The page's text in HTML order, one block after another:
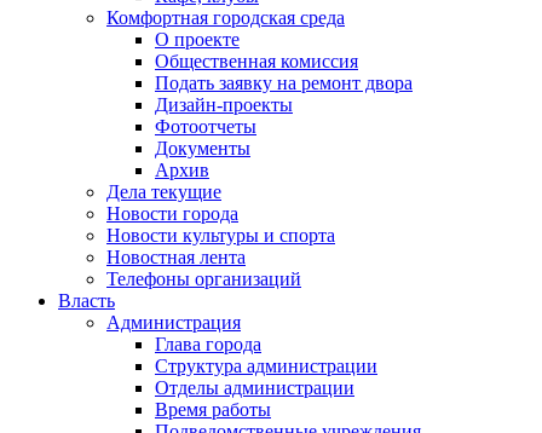
Комфортная городская среда
О проекте
Общественная комиссия
Подать заявку на ремонт двора
Дизайн-проекты
Фотоотчеты
Документы
Архив
Дела текущие
Новости города
Новости культуры и спорта
Новостная лента
Телефоны организаций
Власть
Администрация
Глава города
Структура администрации
Отделы администрации
Время работы